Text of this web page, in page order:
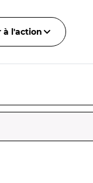
à l'action